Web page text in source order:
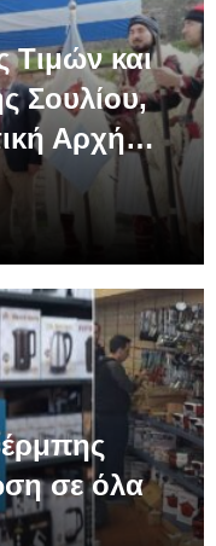
και
Σουλίου,
Αρχή…
σε όλα